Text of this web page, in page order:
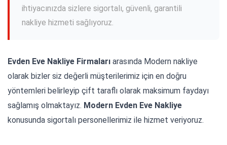
ihtiyacınızda sizlere sigortalı, güvenli, garantili
nakliye hizmeti sağlıyoruz.
Evden Eve Nakliye Firmaları arasında Modern nakliye
olarak bizler siz değerli müşterilerimiz için en doğru
yöntemleri belirleyip çift taraflı olarak maksimum faydayı
sağlamış olmaktayız. Modern Evden Eve Nakliye
konusunda sigortalı personellerimiz ile hizmet veriyoruz.